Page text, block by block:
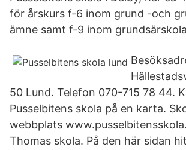
för årskurs f-6 inom grund -och
ämne samt f-9 inom
50 Lund. Telefon 070-715 78 44.
Pusselbitens skola på en karta.
webbplats
Thomas skola. På den här sidan